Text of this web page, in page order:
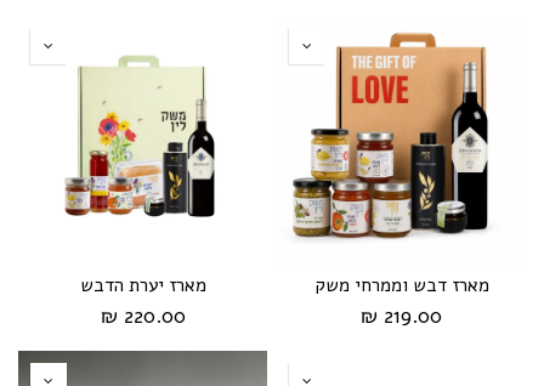
מארז דבש וממרחי משק
219.00 ₪
מארז יערת הדבש
220.00 ₪